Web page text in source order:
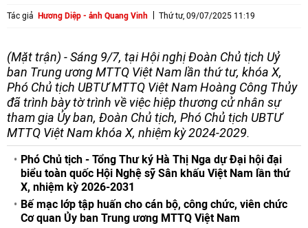
Tác giả Hương Diệp - ảnh Quang Vinh Thứ tư, 09/07/2025 11:19
(Mặt trận) - Sáng 9/7, tại Hội nghị Đoàn Chủ tịch Uỷ
ban Trung ương MTTQ Việt Nam lần thứ tư, khóa X,
Phó Chủ tịch UBTƯ MTTQ Việt Nam Hoàng Công Thủy
đã trình bày tờ trình về việc hiệp thương cử nhân sự
tham gia Ủy ban, Đoàn Chủ tịch, Phó Chủ tịch UBTƯ
MTTQ Việt Nam khóa X, nhiệm kỳ 2024-2029.
Phó Chủ tịch - Tổng Thư ký Hà Thị Nga dự Đại hội đại
biểu toàn quốc Hội Nghệ sỹ Sân khấu Việt Nam lần thứ
X, nhiệm kỳ 2026-2031
Bế mạc lớp tập huấn cho cán bộ, công chức, viên chức
Cơ quan Ủy ban Trung ương MTTQ Việt Nam